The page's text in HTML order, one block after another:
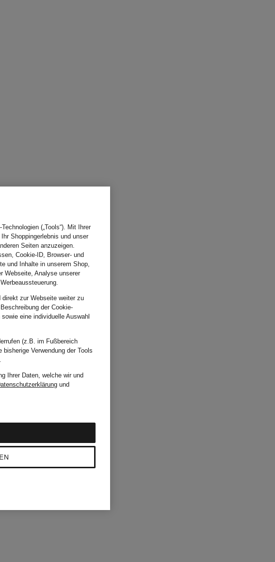
(„Tools“). Mit Ihrer
Shoppingerlebnis und unser
Seiten anzuzeigen.
Cookie-ID, Browser- und
und Inhalte in unserem Shop,
Webseite, Analyse unserer
direkt zur Webseite weiter zu
der Cookie-
eine individuelle Auswahl
(z.B. im Fußbereich
Verwendung der Tools
Ihrer Daten, welche wir und
und